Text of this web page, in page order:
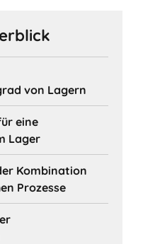
von Lagern
eine
Lager
Kombination
Prozesse